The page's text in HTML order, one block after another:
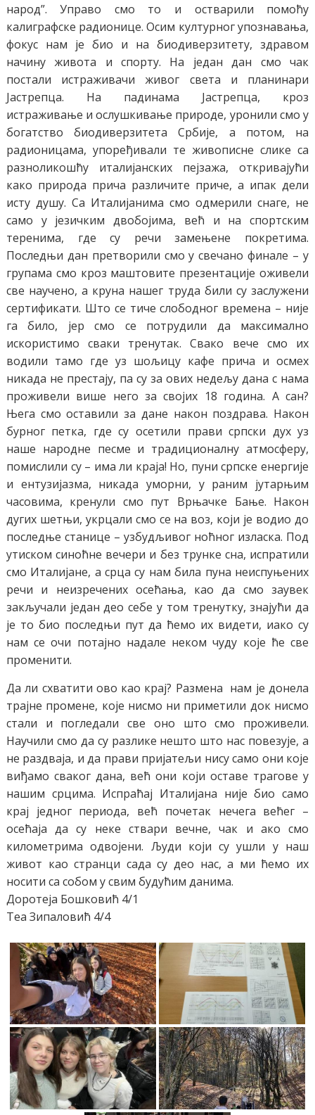
народ”. Управо смо то и остварили помоћу
калиграфске радионице. Осим културног упознавања,
фокус нам је био и на биодиверзитету, здравом
начину живота и спорту. На један дан смо чак
постали истраживачи живог света и планинари
Јастрепца. На падинама Јастрепца, кроз
истраживање и ослушкивање природе, уронили смо у
богатство биодиверзитета Србије, а потом, на
радионицама, упоређивали те живописне слике са
разноликошћу италијанских пејзажа, откривајући
како природа прича различите приче, а ипак дели
исту душу. Са Италијанима смо одмерили снаге, не
само у језичким двобојима, већ и на спортским
теренима, где су речи замењене покретима.
Последњи дан претворили смо у свечано финале – у
групама смо кроз маштовите презентације оживели
све научено, а круна нашег труда били су заслужени
сертификати. Што се тиче слободног времена – није
га било, јер смо се потрудили да максимално
искористимо сваки тренутак. Свако вече смо их
водили тамо где уз шољицу кафе прича и осмех
никада не престају, па су за ових недељу дана с нама
проживели више него за својих 18 година. А сан?
Њега смо оставили за дане након поздрава. Након
бурног петка, где су осетили прави српски дух уз
наше народне песме и традиционалну атмосферу,
помислили су – има ли краја! Но, пуни српске енергије
и ентузијазма, никада уморни, у раним јутарњим
часовима, кренули смо пут Врњачке Бање. Након
дугих шетњи, укрцали смо се на воз, који је водио до
последње станице – узбудљивог ноћног изласка. Под
утиском синоћне вечери и без трунке сна, испратили
смо Италијане, а срца су нам била пуна неиспуњених
речи и неизречених осећања, као да смо заувек
закључали један део себе у том тренутку, знајући да
је то био последњи пут да ћемо их видети, иако су
нам се очи потајно надале неком чуду које ће све
променити.
Да ли схватити ово као крај? Размена нам је донела
трајне промене, које нисмо ни приметили док нисмо
стали и погледали све оно што смо проживели.
Научили смо да су разлике нешто што нас повезује, а
не раздваја, и да прави пријатељи нису само они које
виђамо сваког дана, већ они који оставе трагове у
нашим срцима. Испраћај Италијана није био само
крај једног периода, већ почетак нечега већег –
осећаја да су неке ствари вечне, чак и ако смо
километрима одвојени. Људи који су ушли у наш
живот као странци сада су део нас, а ми ћемо их
носити са собом у свим будућим данима.
Доротеја Бошковић 4/1
Теа Зипаловић 4/4